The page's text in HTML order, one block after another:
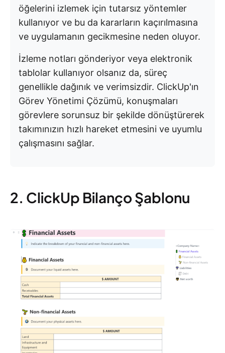
öğelerini izlemek için tutarsız yöntemler
kullanıyor ve bu da kararların kaçırılmasına
ve uygulamanın gecikmesine neden oluyor.
İzleme notları gönderiyor veya elektronik
tablolar kullanıyor olsanız da, süreç
genellikle dağınık ve verimsizdir. ClickUp'ın
Görev Yönetimi Çözümü, konuşmaları
görevlere sorunsuz bir şekilde dönüştürerek
takımınızın hızlı hareket etmesini ve uyumlu
çalışmasını sağlar.
2. ClickUp Bilanço Şablonu